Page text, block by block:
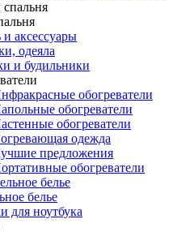
аксессуары
одеяла
и будильники
обогреватели
обогреватели
обогреватели
одежда
предложения
обогреватели
белье
для ноутбука